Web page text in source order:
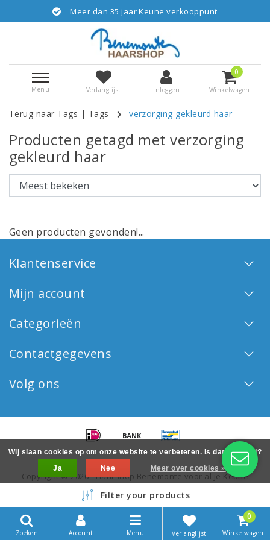
Meer dan 35 jaar Keune verkooppunt
Menu Verlanglijst Inloggen
0
Winkelwagen
Terug naar Tags | Tags verzorging gekleurd haar
Producten getagd met verzorging
gekleurd haar
Geen producten gevonden!...
Klantenservice
Mijn account
Categorieën
Contactgegevens
Volg ons
Copyright © 2026 - Haarshop Benemonte voor al je Keune
haarproducten - All rights reserved - Realization
Filter your products
Zoeken Account Menu Verlanglijst
0
Winkelwagen
Wij slaan cookies op om onze website te verbeteren. Is dat akkoord?
Ja
Nee Meer over cookies »